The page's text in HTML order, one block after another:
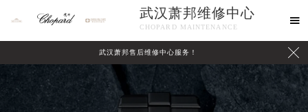
武汉萧邦维修中心
CHOPARD MAINTENANCE

武汉萧邦售后维修中心服务！ 